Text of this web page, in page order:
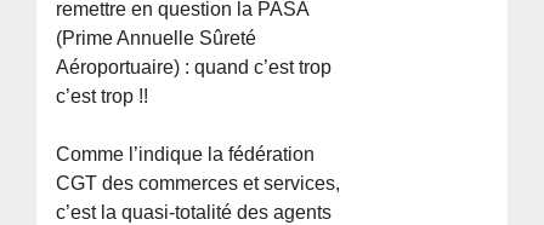
remettre en question la PASA
(Prime Annuelle Sûreté
Aéroportuaire) : quand c’est trop
c’est trop !!
Comme l’indique la fédération
CGT des commerces et services,
c’est la quasi-totalité des agents